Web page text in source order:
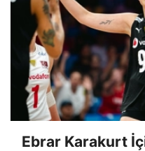
Ebrar Karakurt